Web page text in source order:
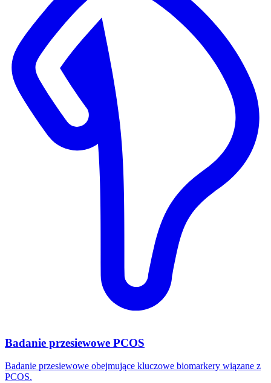
Badanie przesiewowe PCOS
Badanie przesiewowe obejmujące kluczowe biomarkery wiązane z
PCOS.